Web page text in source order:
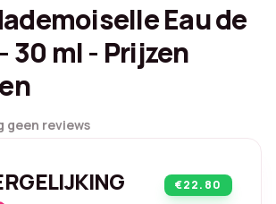
Eau de
30 ml - Prijzen
geen reviews
€22.80